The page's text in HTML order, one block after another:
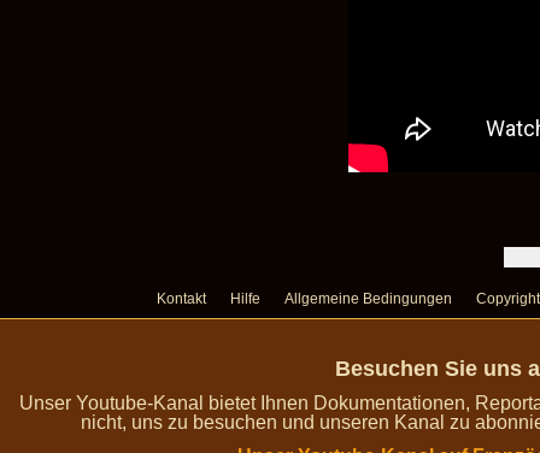
Kontakt Hilfe Allgemeine Bedingungen Copyright
Besuchen Sie uns
Unser Youtube-Kanal bietet Ihnen Dokumentationen,
nicht, uns zu besuchen und unseren Kanal zu